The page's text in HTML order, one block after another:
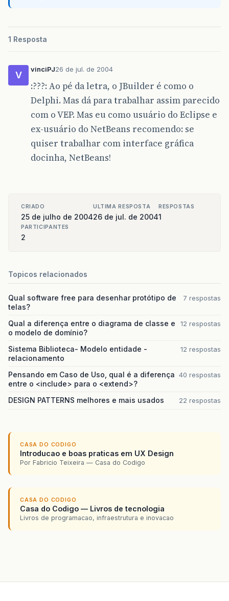
1 Resposta
V
vinciPJ26 de jul. de 2004
:???: Ao pé da letra, o JBuilder é como o
Delphi. Mas dá para trabalhar assim parecido
com o VEP. Mas eu como usuário do Eclipse e
ex-usuário do NetBeans recomendo: se
quiser trabalhar com interface gráfica
docinha, NetBeans!
CRIADO
25 de julho de 2004
ULTIMA RESPOSTA
26 de jul. de 2004
RESPOSTAS
1
PARTICIPANTES
2
Topicos relacionados
Qual software free para desenhar protótipo de
telas?
7 respostas
Qual a diferença entre o diagrama de classe e
o modelo de domínio?
12 respostas
Sistema Biblioteca- Modelo entidade -
relacionamento
12 respostas
Pensando em Caso de Uso, qual é a diferença
entre o <include> para o <extend>?
40 respostas
DESIGN PATTERNS melhores e mais usados 22 respostas
CASA DO CODIGO
Introducao e boas praticas em UX Design
Por Fabricio Teixeira — Casa do Codigo
CASA DO CODIGO
Casa do Codigo — Livros de tecnologia
Livros de programacao, infraestrutura e inovacao